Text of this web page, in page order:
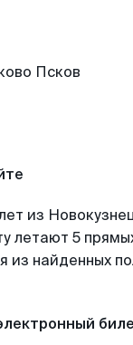
из
летают 5
из найденных